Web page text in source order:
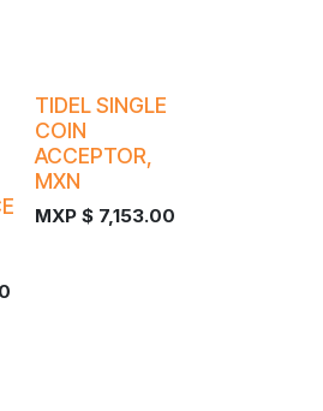
¡Nuevo!
TIDEL SINGLE
COIN
ACCEPTOR,
MXN
MXP $ 7,153.00